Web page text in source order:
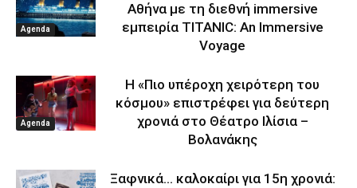
Agenda
Αθήνα με τη διεθνή immersive
εμπειρία TITANIC: An Immersive
Voyage
Agenda
Η «Πιο υπέροχη χειρότερη του
κόσμου» επιστρέφει για δεύτερη
χρονιά στο Θέατρο Ιλίσια –
Βολανάκης
Ξαφνικά… καλοκαίρι για 15η χρονιά: